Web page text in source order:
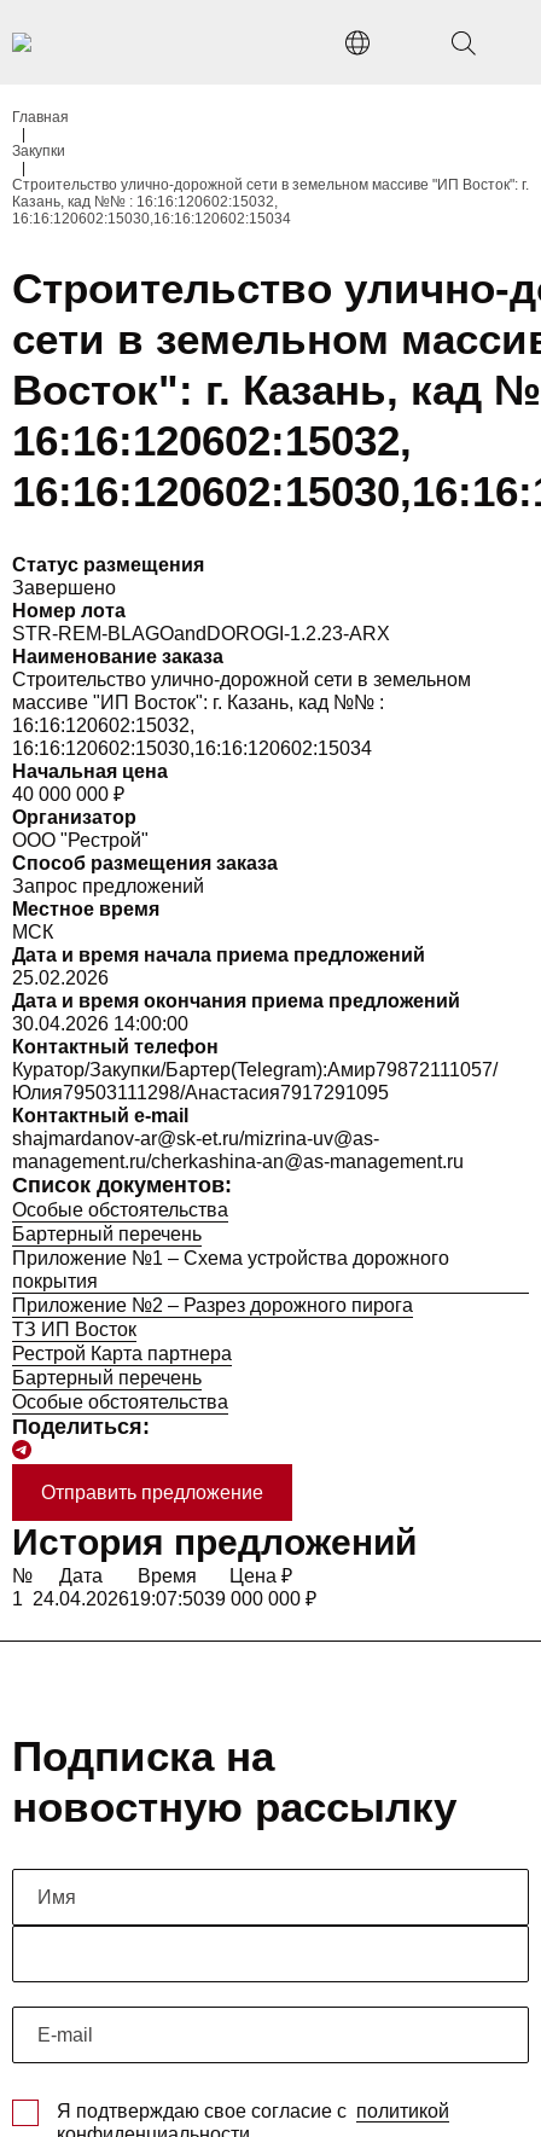
Главная
Закупки
Строительство улично-дорожной сети в земельном массиве "ИП Восток": г.
Казань, кад №№ : 16:16:120602:15032,
16:16:120602:15030,16:16:120602:15034
Строительство улично-
сети в земельном
Восток": г. Казань, кад
16:16:120602:15032,
Статус размещения
Завершено
Номер лота
STR-REM-BLAGOandDOROGI-1.2.23-ARX
Наименование заказа
Строительство улично-дорожной сети в земельном
массиве "ИП Восток": г. Казань, кад №№ :
16:16:120602:15032,
16:16:120602:15030,16:16:120602:15034
Начальная цена
40 000 000 ₽
Организатор
ООО "Рестрой"
Способ размещения заказа
Запрос предложений
Местное время
МСК
Дата и время начала приема предложений
25.02.2026
Дата и время окончания приема предложений
30.04.2026 14:00:00
Контактный телефон
Куратор/Закупки/Бартер(Telegram):Амир79872111057/
Юлия79503111298/Анастасия7917291095
Контактный e-mail
shajmardanov-ar@sk-et.ru/mizrina-uv@as-
management.ru/cherkashina-an@as-management.ru
Список документов:
Особые обстоятельства
Бартерный перечень
Приложение №1 – Схема устройства дорожного
покрытия
Приложение №2 – Разрез дорожного пирога
ТЗ ИП Восток
Рестрой Карта партнера
Бартерный перечень
Особые обстоятельства
Поделиться:
Отправить предложение
История предложений
№ Дата Время
Цена ₽
1 24.04.202619:07:5039 000 000 ₽
Подписка на
новостную рассылку
Я подтверждаю свое согласие с политикой